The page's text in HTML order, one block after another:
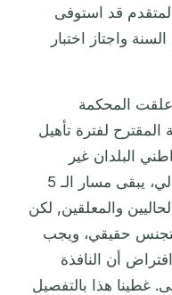
قد استوفى
7 أيام في السنة واجتاز اختبار
مهم: في 17 أبريل 2026، علقت المحكمة
المقترح لفترة تأهيل
لمواطني البلدان غير
الناطقة بالبرتغالية. في الوقت الحالي، يبقى مسار الـ 5
والمعلقين, لكن
حقيقي، ويجب
أن النافذة
غطينا هذا بالتفصيل